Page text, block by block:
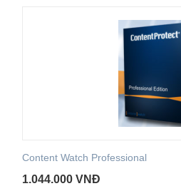
Content Watch Professional
1.044.000 VNĐ